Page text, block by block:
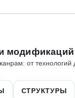
модификаций
от технологий
СТРУКТУРЫ